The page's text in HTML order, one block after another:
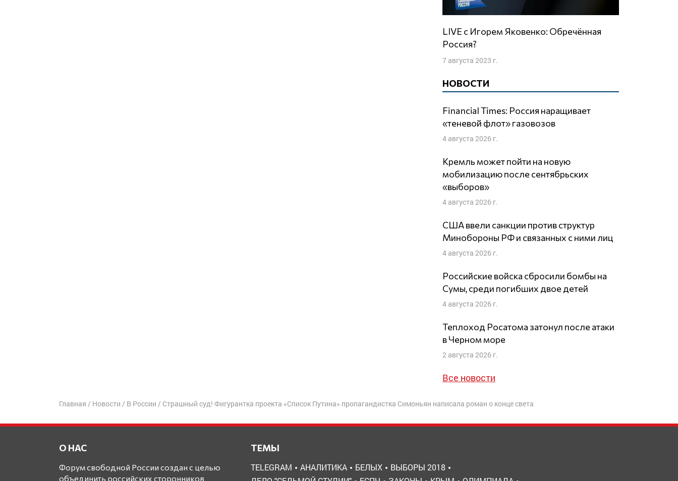
LIVE с Игорем Яковенко: Обречённая
Россия?
7 августа 2023 г.
НОВОСТИ
Financial Times: Россия наращивает
«теневой флот» газовозов
4 августа 2026 г.
Кремль может пойти на новую
мобилизацию после сентябрьских
«выборов»
4 августа 2026 г.
США ввели санкции против структур
Минобороны РФ и связанных с ними лиц
4 августа 2026 г.
Российские войска сбросили бомбы на
Сумы, среди погибших двое детей
4 августа 2026 г.
Теплоход Росатома затонул после атаки
в Черном море
2 августа 2026 г.
Все новости
Главная / Новости / В России / Страшный суд! Фигурантка проекта «Список Путина» пропагандистка Симоньян написала роман о конце света
О НАС
Форум свободной России создан с целью
объединить российских сторонников
ТЕМЫ
TELEGRAM АНАЛИТИКА БЕЛЫХ
ВЫБОРЫ 2018